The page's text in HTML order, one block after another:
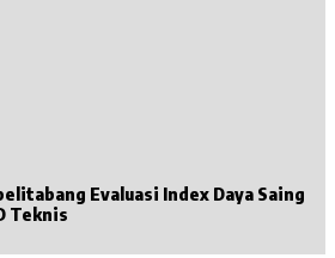
Evaluasi Index Daya Saing
Teknis